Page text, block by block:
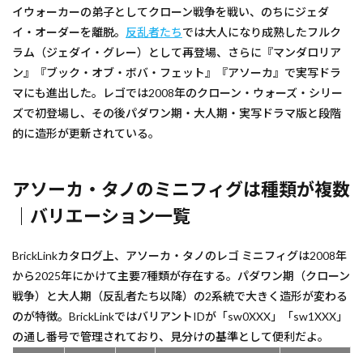
イウォーカーの弟子としてクローン戦争を戦い、のちにジェダ
イ・オーダーを離脱。 反乱者たちでは大人になり成熟したフルク
ラム（ジェダイ・グレー）として再登場、さらに『マンダロリア
ン』『ブック・オブ・ボバ・フェット』『アソーカ』で実写ドラ
マにも進出した。レゴでは2008年のクローン・ウォーズ・シリー
ズで初登場し、その後パダワン期・大人期・実写ドラマ版と段階
的に造形が更新されている。
アソーカ・タノのミニフィグは種類が複数
｜バリエーション一覧
BrickLinkカタログ上、アソーカ・タノのレゴ ミニフィグは2008年
から2025年にかけて主要7種類が存在する。パダワン期（クローン
戦争）と大人期（反乱者たち以降）の2系統で大きく造形が変わる
のが特徴。BrickLinkではバリアントIDが「sw0XXX」「sw1XXX」
の通し番号で管理されており、見分けの基準として便利だよ。